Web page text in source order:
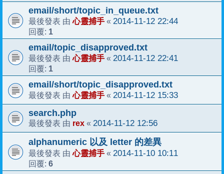
email/short/topic_in_queue.txt
最後發表 由心靈捕手 « 2014-11-12 22:44
回覆: 1
email/topic_disapproved.txt
最後發表 由心靈捕手 « 2014-11-12 22:41
回覆: 1
email/short/topic_disapproved.txt
最後發表 由心靈捕手 « 2014-11-12 15:33
search.php
最後發表 由 rex « 2014-11-12 12:56
alphanumeric 以及 letter 的差異
最後發表 由心靈捕手 « 2014-11-10 10:11
回覆: 6